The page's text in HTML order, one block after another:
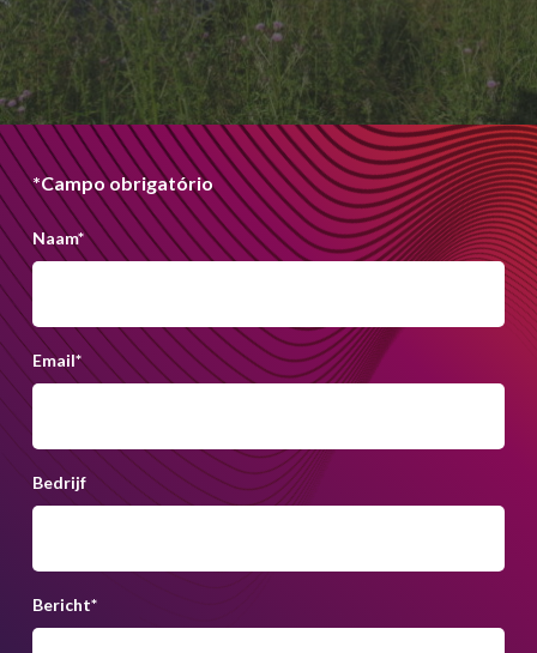
*Campo obrigatório
Naam*
Email*
Bedrijf
Bericht*